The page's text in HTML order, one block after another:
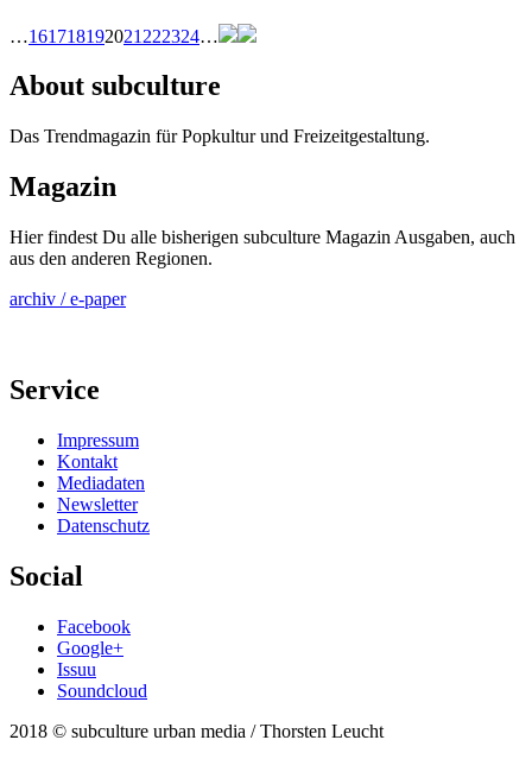
…161718192021 222324…
About subculture
Das Trendmagazin für Popkultur und Freizeitgestaltung.
Magazin
Hier findest Du alle bisherigen subculture Magazin Ausgaben, auch
aus den anderen Regionen.
archiv / e-paper
Service
Impressum
Kontakt
Mediadaten
Newsletter
Datenschutz
Social
Facebook
Google+
Issuu
Soundcloud
2018 © subculture urban media / Thorsten Leucht